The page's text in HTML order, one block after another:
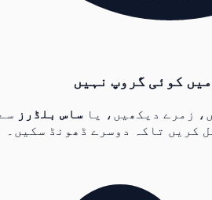
کوئی گروپ نہیں
زمرے دیکھیں، یا ساس بلڈرز سے
کریں تاکہ دوسرے ڈھونڈ سکیں۔